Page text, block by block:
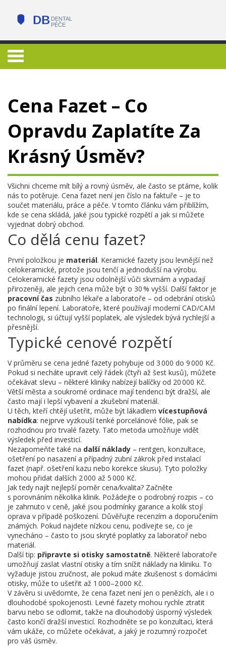
Cena Fazet – Co
Opravdu Zaplatíte Za
Krásný Úsměv?
Všichni chceme mít bílý a rovný úsměv, ale často se ptáme, kolik
nás to potěruje. Cena fazet není jen číslo na faktuře – je to
součet materiálu, práce a péče. V tomto článku vám přiblížím,
kde se cena skládá, jaké jsou typické rozpětí a jak si můžete
vyjednat dobrý obchod.
Co dělá cenu fazet?
První položkou je materiál. Keramické fazety jsou levnější než
celokeramické, protože jsou tenčí a jednodušší na výrobu.
Celokeramické fazety jsou odolnější vůči skvrnám a vypadají
přirozeněji, ale jejich cena může být o 30 % vyšší. Další faktor je
pracovní čas zubního lékaře a laboratoře – od odebrání otisků
po finální lepení. Laboratoře, které používají moderní CAD/CAM
technologii, si účtují vyšší poplatek, ale výsledek bývá rychlejší a
přesnější.
Typické cenové rozpětí
V průměru se cena jedné fazety pohybuje od 3 000 do 9 000 Kč.
Pokud si necháte upravit celý řádek (čtyři až šest kusů), můžete
očekávat slevu – některé kliniky nabízejí balíčky od 20 000 Kč.
Větší města a soukromé ordinace mají tendenci být dražší, ale
často mají i lepší vybavení a zkušební materiál.
U těch, kteří chtějí ušetřit, může být lákadlem vícestupňová
nabídka: nejprve vyzkouší tenké porcelánové fólie, pak se
rozhodnou pro trvalé fazety. Tato metoda umožňuje vidět
výsledek před investicí.
Nezapomeňte také na další náklady – rentgen, konzultace,
ošetření po nasazení a případný zubní zákrok před instalací
fazet (např. ošetření kazu nebo korekce skusu). Tyto položky
mohou přidat dalších 2 000 až 5 000 Kč.
Jak tedy najít nejlepší poměr cena/kvalita? Začněte
s porovnáním několika klinik. Požádejte o podrobný rozpis – co
je zahrnuto v ceně, jaké jsou podmínky garance a kolik stojí
oprava v případě poškození. Důvěřujte recenzím a doporučením
známých. Pokud najdete nízkou cenu, podívejte se, co je
vynecháno – často to jsou skryté poplatky za laboratoř nebo
materiál.
Další tip: připravte si otisky samostatně. Některé laboratoře
umožňují zaslat vlastní otisky a tím snížit náklady na kliniku. To
vyžaduje jistou zručnost, ale pokud máte zkušenost s domácími
otisky, může to ušetřit až 1 000–2 000 Kč.
V závěru si uvědomte, že cena fazet není jen o penězích, ale i o
dlouhodobé spokojenosti. Levné fazety mohou rychle ztratit
barvu nebo se odlomit, takže na dlouhodobý úsporný výsledek
často končí dražší investicí. Rozhodněte se po konzultaci, která
vám ukáže, co můžete očekávat, a jaký je rozumný rozpočet
pro váš úsměv.